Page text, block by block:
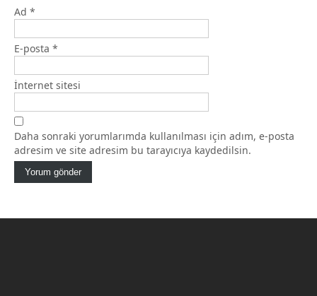
Ad *
E-posta *
İnternet sitesi
Daha sonraki yorumlarımda kullanılması için adım, e-posta
adresim ve site adresim bu tarayıcıya kaydedilsin.